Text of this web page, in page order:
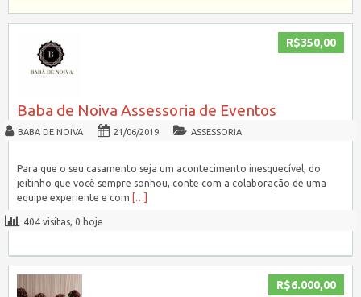
R$350,00
Baba de Noiva Assessoria de Eventos
BABA DE NOIVA 21/06/2019 ASSESSORIA
Para que o seu casamento seja um acontecimento inesquecível, do
jeitinho que você sempre sonhou, conte com a colaboração de uma
equipe experiente e com
[…]
404 visitas, 0 hoje
R$6.000,00